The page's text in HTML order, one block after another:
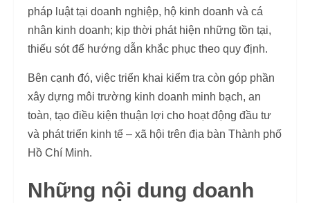
pháp luật tại doanh nghiệp, hộ kinh doanh và cá
nhân kinh doanh; kịp thời phát hiện những tồn tại,
thiếu sót để hướng dẫn khắc phục theo quy định.
Bên cạnh đó, việc triển khai kiểm tra còn góp phần
xây dựng môi trường kinh doanh minh bạch, an
toàn, tạo điều kiện thuận lợi cho hoạt động đầu tư
và phát triển kinh tế – xã hội trên địa bàn Thành phố
Hồ Chí Minh.
Những nội dung doanh